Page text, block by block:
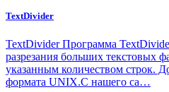
TextDivider
TextDivider Программа
разрезания больших текстовых
указанным количеством строк.
формата UNIX.С нашего са…